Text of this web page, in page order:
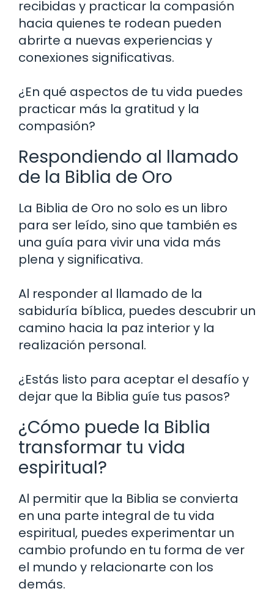
recibidas y practicar la compasión
hacia quienes te rodean pueden
abrirte a nuevas experiencias y
conexiones significativas.
¿En qué aspectos de tu vida puedes
practicar más la gratitud y la
compasión?
Respondiendo al llamado
de la Biblia de Oro
La Biblia de Oro no solo es un libro
para ser leído, sino que también es
una guía para vivir una vida más
plena y significativa.
Al responder al llamado de la
sabiduría bíblica, puedes descubrir un
camino hacia la paz interior y la
realización personal.
¿Estás listo para aceptar el desafío y
dejar que la Biblia guíe tus pasos?
¿Cómo puede la Biblia
transformar tu vida
espiritual?
Al permitir que la Biblia se convierta
en una parte integral de tu vida
espiritual, puedes experimentar un
cambio profundo en tu forma de ver
el mundo y relacionarte con los
demás.